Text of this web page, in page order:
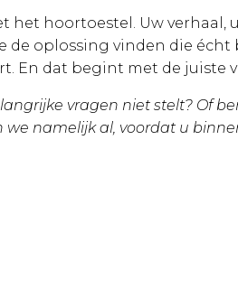
het hoortoestel. Uw verhaal,
oplossing vinden die
En dat begint met de juiste
vragen niet stelt? Of
we namelijk al, voordat u